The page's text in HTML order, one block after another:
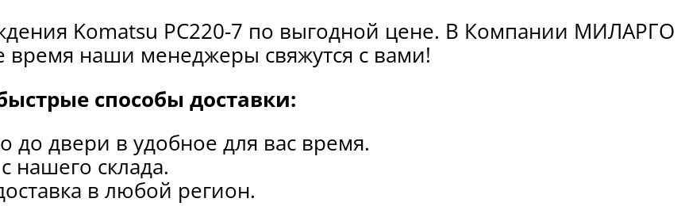
Komatsu PC220-7 по выгодной цене. В Компании
время наши менеджеры свяжутся с вами!
способы доставки:
до двери в удобное для вас время.
нашего склада.
в любой регион.